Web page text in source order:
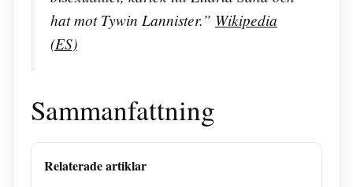
hat mot Tywin Lannister.” Wikipedia
(ES)
Sammanfattning
Relaterade artiklar